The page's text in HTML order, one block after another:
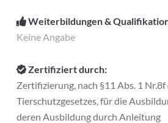
Weiterbildungen &
Keine Angabe
Zertifiziert durch:
Zertifizierung, nach §11 Abs. 1 Nr.8f
Tierschutzgesetzes, für die
deren Ausbildung durch Anleitung